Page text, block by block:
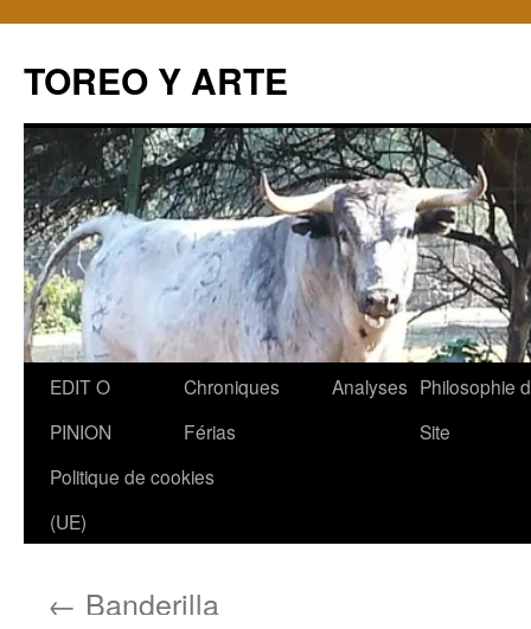
TOREO Y ARTE
Aller
contenu
EDIT O
PINION
Chroniques
Férias
Analyses Philosophie
Site
Politique de cookies
(UE)
← Banderilla